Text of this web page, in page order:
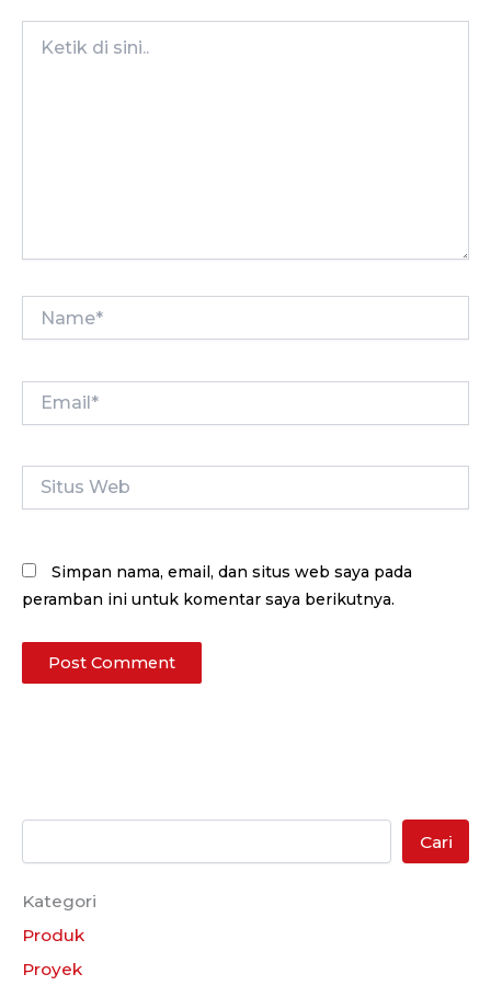
Email*
Situs
Web
Simpan nama, email, dan situs web saya pada
peramban ini untuk komentar saya berikutnya.
Cari
Kategori
Produk
Proyek